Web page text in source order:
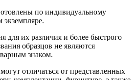
по индивидуальному
экземпляре.
для их различия и более быстрого
образцов не являются
знаком.
отличаться от представленных